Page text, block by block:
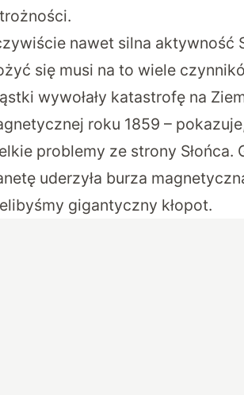
nawet silna aktywność
się musi na to wiele
wywołały katastrofę na
roku 1859 –
problemy ze strony Słońca.
uderzyła burza
gigantyczny kłopot.